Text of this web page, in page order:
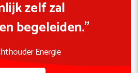
zelf zal
begeleiden.
Energie